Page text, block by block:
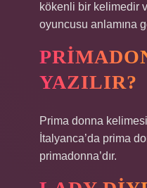
kökenli bir kelimedir
oyuncusu anlamına
YAZILIR?
Prima donna
İtalyanca’da prima
primadonna’dır.